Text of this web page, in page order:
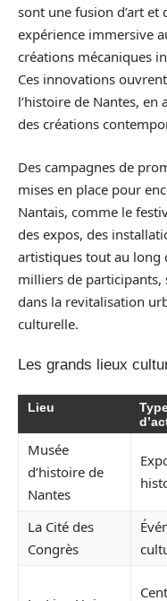
sont une fusion d’art
expérience immersive
créations mécaniques
Ces innovations
l’histoire de Nantes,
des créations
Des campagnes de
mises en place pour
Nantais, comme le
des expos, des
artistiques tout au long
milliers de participants,
dans la revitalisation
culturelle.
Les grands lieux
Lieu
Musée
d’histoire de
Nantes
La Cité des
Congrès